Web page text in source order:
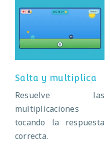
multiplica
Salta y multiplica
Resuelve las
multiplicaciones
tocando la respuesta
correcta.